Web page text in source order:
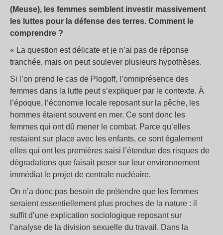
(Meuse), les femmes semblent investir massivement
les luttes pour la défense des terres. Comment le
comprendre ?
« La question est délicate et je n’ai pas de réponse
tranchée, mais on peut soulever plusieurs hypothèses.
Si l’on prend le cas de Plogoff, l’omniprésence des
femmes dans la lutte peut s’expliquer par le contexte. À
l’époque, l’économie locale reposant sur la pêche, les
hommes étaient souvent en mer. Ce sont donc les
femmes qui ont dû mener le combat. Parce qu’elles
restaient sur place avec les enfants, ce sont également
elles qui ont les premières saisi l’étendue des risques de
dégradations que faisait peser sur leur environnement
immédiat le projet de centrale nucléaire.
On n’a donc pas besoin de prétendre que les femmes
seraient essentiellement plus proches de la nature : il
suffit d’une explication sociologique reposant sur
l’analyse de la division sexuelle du travail. Dans la